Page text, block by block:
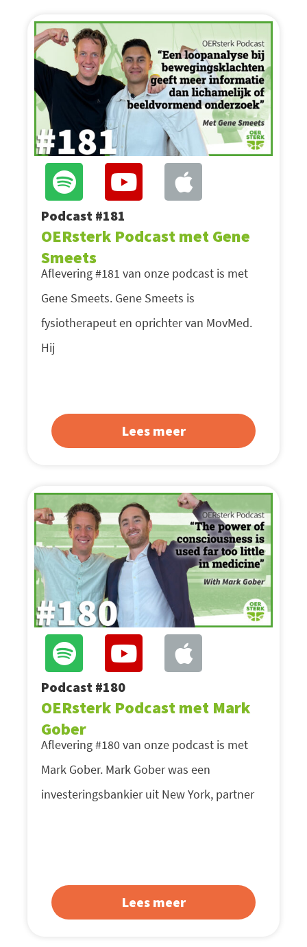
Podcast #181
OERsterk Podcast met Gene
Smeets
Aflevering #181 van onze podcast is met
Gene Smeets. Gene Smeets is
fysiotherapeut en oprichter van MovMed.
Hij
Lees meer
Podcast #180
OERsterk Podcast met Mark
Gober
Aflevering #180 van onze podcast is met
Mark Gober. Mark Gober was een
investeringsbankier uit New York, partner
Lees meer